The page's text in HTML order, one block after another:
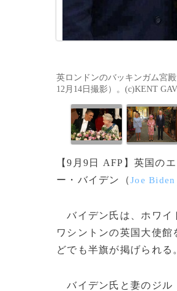
英ロンドンのバッキンガム宮
12月14日撮影）。(c)KENT
【9月9日 AFP】英国の
ー・バイデン（Joe Biden
バイデン氏は、ホワイ
ワシントンの英国大使
どでも半旗が掲げられる
バイデン氏と妻のジル